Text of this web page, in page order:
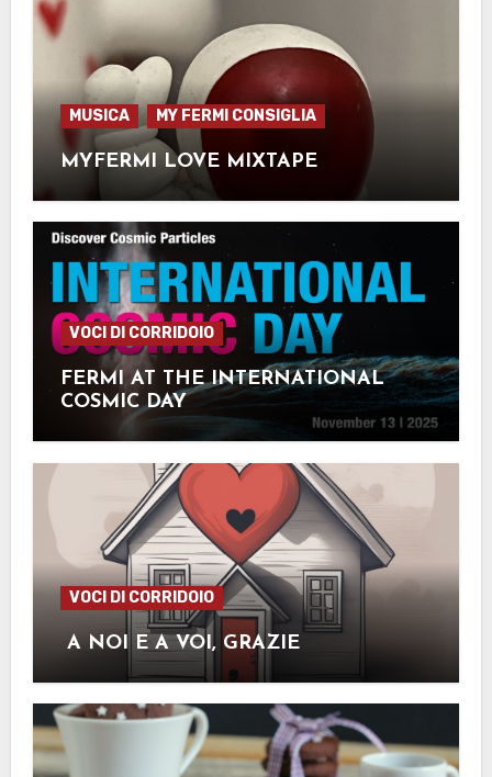
MUSICA MY FERMI CONSIGLIA
MYFERMI LOVE MIXTAPE
VOCI DI CORRIDOIO
FERMI AT THE INTERNATIONAL
COSMIC DAY
VOCI DI CORRIDOIO
A NOI E A VOI, GRAZIE